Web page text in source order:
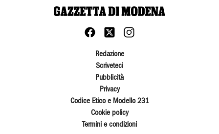
Redazione
Scriveteci
Pubblicità
Privacy
Codice Etico e Modello 231
Cookie policy
Termini e condizioni